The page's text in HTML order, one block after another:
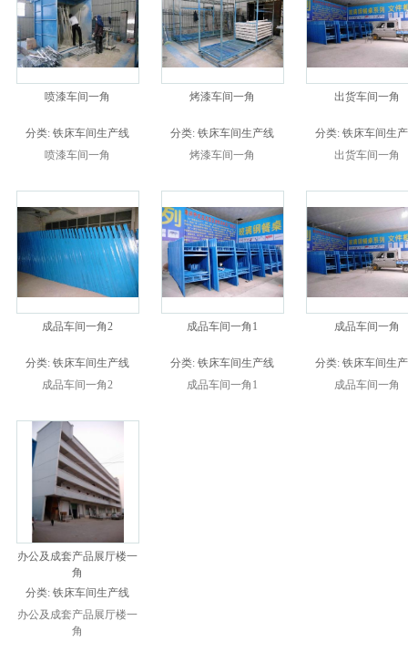
喷漆车间一角
分类: 铁床车间生产线
喷漆车间一角
烤漆车间一角
分类: 铁床车间生产线
烤漆车间一角
出货车间一角
分类: 铁床车间生
出货车间一角
成品车间一角2
分类: 铁床车间生产线
成品车间一角2
成品车间一角1
分类: 铁床车间生产线
成品车间一角1
成品车间一角
分类: 铁床车间生
成品车间一角
办公及成套产品展厅楼一
角
分类: 铁床车间生产线
办公及成套产品展厅楼一
角